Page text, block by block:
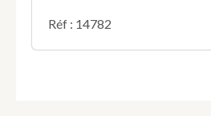
et
Réf : 14782